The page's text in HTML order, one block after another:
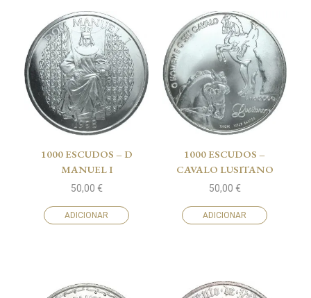
1000 ESCUDOS – D
MANUEL I
50,00 €
ADICIONAR
1000 ESCUDOS –
CAVALO LUSITANO
50,00 €
ADICIONAR